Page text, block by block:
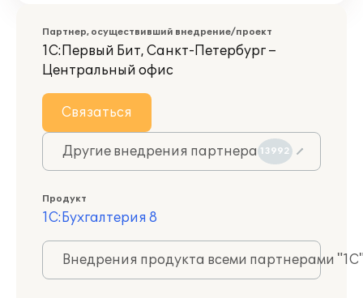
Партнер, осуществивший внедрение/проект
1С:Первый Бит, Санкт-Петербург –
Центральный офис
Связаться
Другие внедрения партнера 13992
Продукт
1С:Бухгалтерия 8
Внедрения продукта всеми партнерами